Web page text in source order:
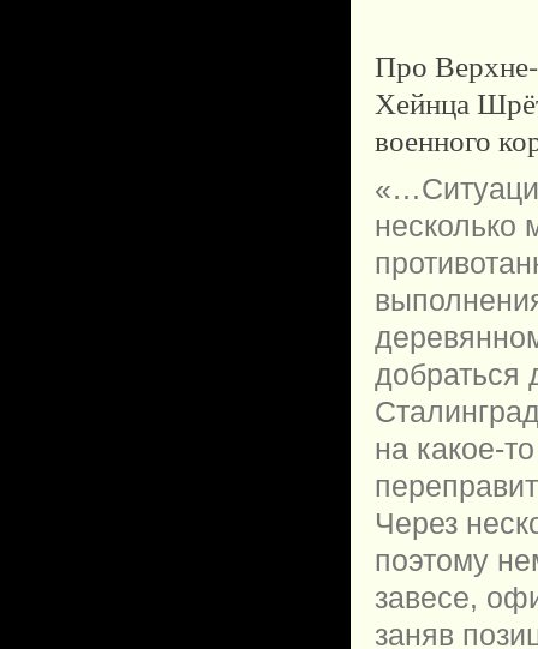
Про
Хейнца
военного
несколько
добраться
на какое-
Через
поэтому
завесе,
заняв